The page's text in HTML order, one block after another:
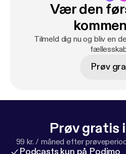
Vær den
Tilmeld dig nu og bliv en
Prøv
Prøv gratis
99 kr. / måned efter